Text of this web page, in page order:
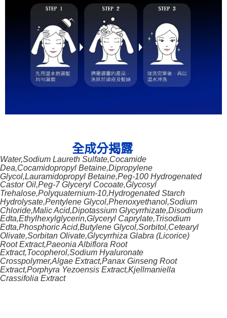
全成分揭露
Water,Sodium Laureth Sulfate,Cocamide
Dea,Cocamidopropyl Betaine,Dipropylene
Glycol,Lauramidopropyl Betaine,Peg-100 Hydrogenated
Castor Oil,Peg-7 Glyceryl Cocoate,Glycosyl
Trehalose,Polyquaternium-10,Hydrogenated Starch
Hydrolysate,Pentylene Glycol,Phenoxyethanol,Sodium
Chloride,Malic Acid,Dipotassium Glycyrrhizate,Disodium
Edta,Ethylhexylglycerin,Glyceryl Caprylate,Trisodium
Edta,Phosphoric Acid,Butylene Glycol,Sorbitol,Cetearyl
Olivate,Sorbitan Olivate,Glycyrrhiza Glabra (Licorice)
Root Extract,Paeonia Albiflora Root
Extract,Tocopherol,Sodium Hyaluronate
Crosspolymer,Algae Extract,Panax Ginseng Root
Extract,Porphyra Yezoensis Extract,Kjellmaniella
Crassifolia Extract